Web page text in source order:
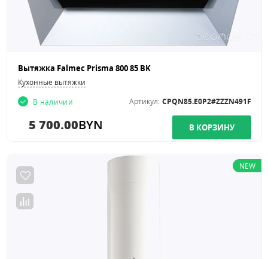
Вытяжка Falmec Prisma 800 85 BK
Кухонные вытяжки
В наличии
Артикул: CPQN85.E0P2#ZZZN491F
5 700.00BYN
NEW